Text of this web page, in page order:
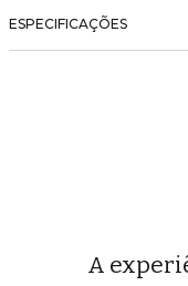
ESPECIFICAÇÕES
A